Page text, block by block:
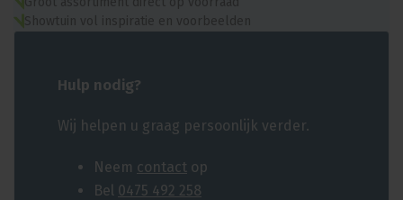
Showtuin vol inspiratie en voorbeelden
Hulp nodig?
Wij helpen u graag persoonlijk verder.
Neem contact op
Bel 0475 492 258